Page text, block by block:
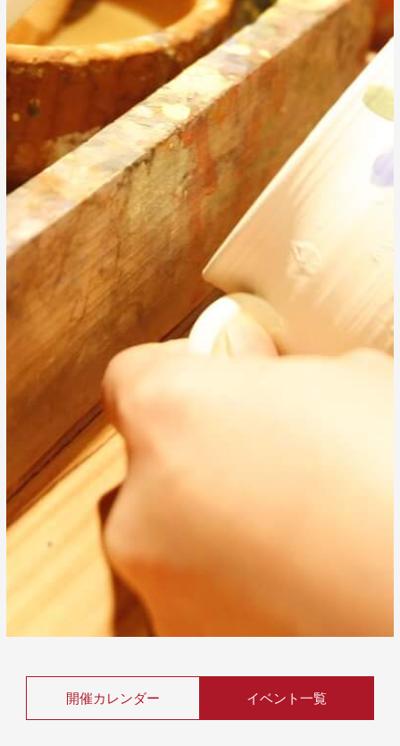
開催カレンダー イベント一覧